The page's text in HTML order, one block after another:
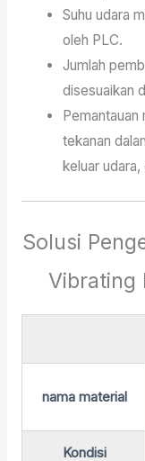
Suhu udara
oleh PLC.
Jumlah
disesuaikan
tekanan
keluar
Solusi
Vibrating
nama material
Kondisi